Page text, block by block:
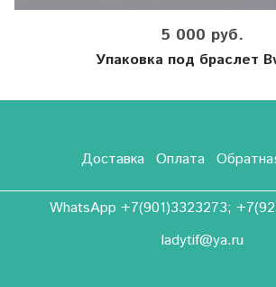
5 000 руб.
Упаковка под браслет
Доставка Оплата
WhatsApp +7(901)3323273;
ladytif@ya.ru